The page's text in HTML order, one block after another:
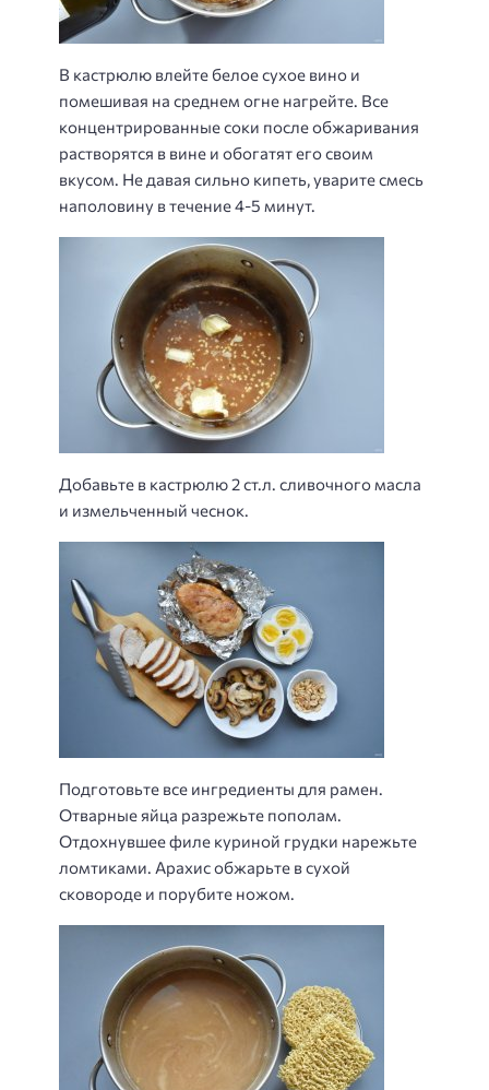
В кастрюлю влейте белое сухое вино и
помешивая на среднем огне нагрейте. Все
концентрированные соки после обжаривания
растворятся в вине и обогатят его своим
вкусом. Не давая сильно кипеть, уварите смесь
наполовину в течение 4-5 минут.
Добавьте в кастрюлю 2 ст.л. сливочного масла
и измельченный чеснок.
Подготовьте все ингредиенты для рамен.
Отварные яйца разрежьте пополам.
Отдохнувшее филе куриной грудки нарежьте
ломтиками. Арахис обжарьте в сухой
сковороде и порубите ножом.